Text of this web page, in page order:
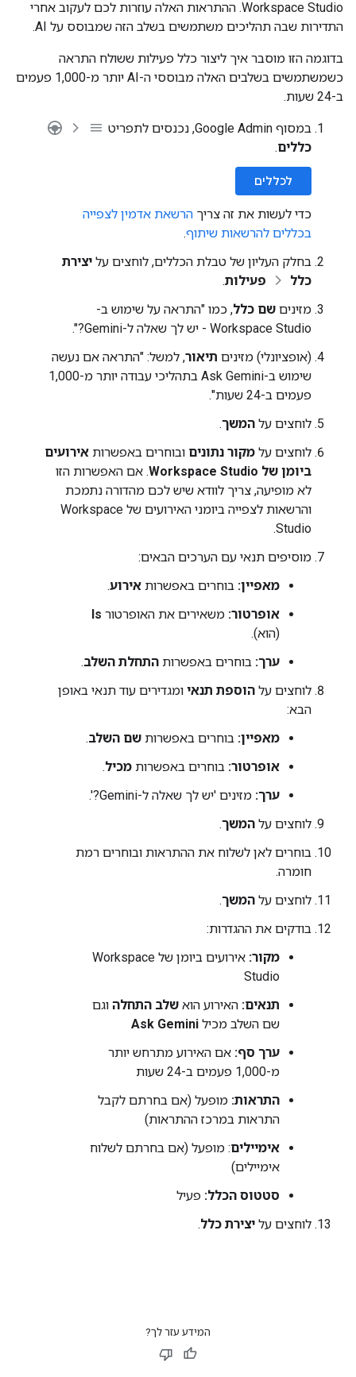
Workspace Studio. ההתראות האלה עוזרות לכם לעקוב אחרי
התדירות שבה תהליכים משתמשים בשלב הזה שמבוסס על AI.
בדוגמה הזו מוסבר איך ליצור כלל פעילות ששולח התראה
כשמשתמשים בשלבים האלה מבוססי ה-AI יותר מ-1,000 פעמים
ב-24 שעות.
במסוף Google Admin, נכנסים לתפריט
כללים.
לכללים
כדי לעשות את זה צריך הרשאת אדמין לצפייה
בכללים להרשאות שיתוף.
בחלק העליון של טבלת הכללים, לוחצים על יצירת
כלל
פעילות.
מזינים שם כלל, כמו "התראה על שימוש ב-
Workspace Studio - יש לך שאלה ל-Gemini?".
(אופציונלי) מזינים תיאור, למשל: "התראה אם נעשה
שימוש ב-Ask Gemini בתהליכי עבודה יותר מ-1,000
פעמים ב-24 שעות".
לוחצים על המשך.
לוחצים על מקור נתונים ובוחרים באפשרות אירועים
ביומן של Workspace Studio
. אם האפשרות הזו
לא מופיעה, צריך לוודא שיש לכם מהדורה נתמכת
והרשאות לצפייה ביומני האירועים של Workspace
Studio.
מוסיפים תנאי עם הערכים הבאים:
מאפיין: בוחרים באפשרות אירוע.
אופרטור: משאירים את האופרטור Is
(הוא).
ערך: בוחרים באפשרות התחלת השלב.
לוחצים על הוספת תנאי ומגדירים עוד תנאי באופן
הבא:
מאפיין: בוחרים באפשרות שם השלב.
אופרטור: בוחרים באפשרות מכיל.
ערך: מזינים 'יש לך שאלה ל-Gemini?'.
לוחצים על המשך.
בוחרים לאן לשלוח את ההתראות ובוחרים רמת
חומרה.
לוחצים על המשך.
בודקים את ההגדרות:
מקור:
אירועים ביומן של Workspace
Studio
תנאים: האירוע הוא שלב התחלה וגם
שם השלב מכיל Ask Gemini
ערך סף: אם האירוע מתרחש יותר
מ-1,000 פעמים ב-24 שעות
התראות: מופעל (אם בחרתם לקבל
התראות במרכז ההתראות)
אימיילים: מופעל (אם בחרתם לשלוח
אימיילים)
סטטוס הכלל: פעיל
לוחצים על יצירת כלל.
המידע עזר לך?